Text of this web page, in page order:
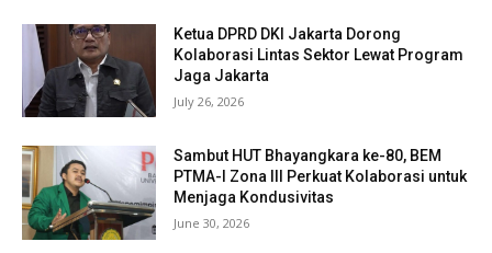
Ketua DPRD DKI Jakarta Dorong
Kolaborasi Lintas Sektor Lewat Program
Jaga Jakarta
July 26, 2026
Sambut HUT Bhayangkara ke-80, BEM
PTMA-I Zona III Perkuat Kolaborasi untuk
Menjaga Kondusivitas
June 30, 2026